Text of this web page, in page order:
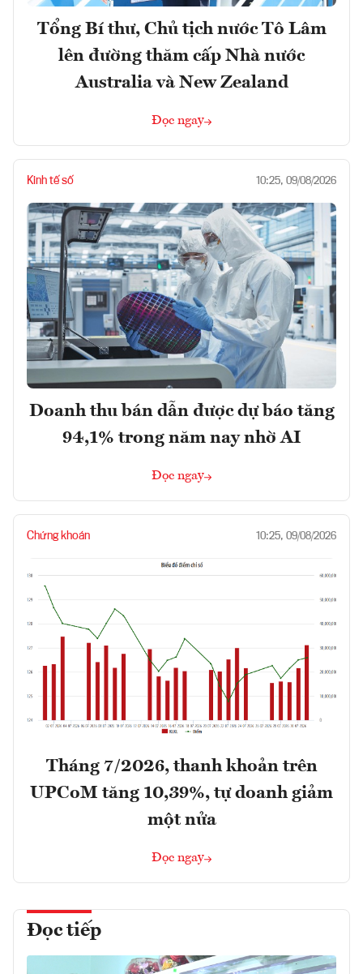
Tổng Bí thư, Chủ tịch nước Tô Lâm
lên đường thăm cấp Nhà nước
Australia và New Zealand
Đọc ngay
Kinh tế số 10:25, 09/08/2026
Doanh thu bán dẫn được dự báo tăng
94,1% trong năm nay nhờ AI
Đọc ngay
Chứng khoán 10:25, 09/08/2026
Tháng 7/2026, thanh khoản trên
UPCoM tăng 10,39%, tự doanh giảm
một nửa
Đọc ngay
Đọc tiếp